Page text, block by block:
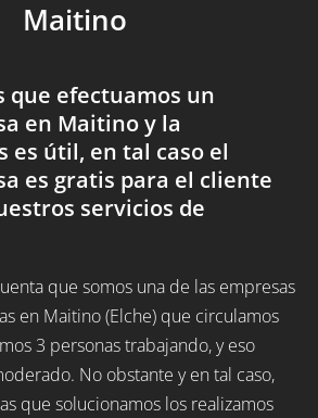
Maitino
que efectuamos un
en Maitino y la
es útil, en tal caso el
es gratis para el cliente
servicios de
que somos una de las empresas
en Maitino (Elche) que circulamos
3 personas trabajando, y eso
No obstante y en tal caso,
que solucionamos los realizamos